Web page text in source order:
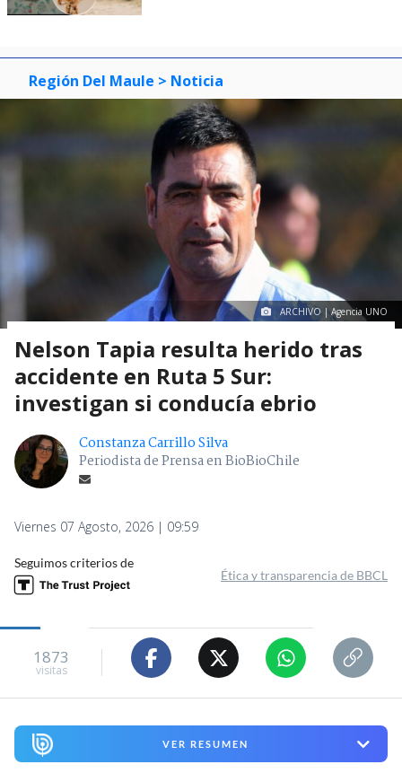
Región Del Maule > Noticia
ARCHIVO | Agencia UNO
Nelson Tapia resulta herido tras
accidente en Ruta 5 Sur:
investigan si conducía ebrio
Constanza Carrillo Silva
Periodista de Prensa en BioBioChile
Viernes 07 Agosto, 2026 | 09:59
Seguimos criterios de
Ética y transparencia de BBCL
1873
visitas
VER RESUMEN